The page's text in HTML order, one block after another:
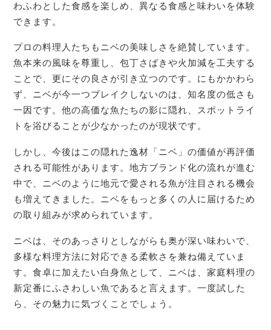
わふわとした食感を楽しめ、異なる食感と味わいを体験
できます。
プロの料理人たちもニベの美味しさを絶賛しています。
魚本来の風味を尊重し、包丁さばきや火加減を工夫する
ことで、更にその良さが引き立つのです。にもかかわら
ず、ニベが今一つブレイクしないのは、知名度の低さも
一因です。他の高価な魚たちの影に隠れ、スポットライ
トを浴びることが少なかったのが現状です。
しかし、今後はこの隠れた逸材「ニベ」の価値が再評価
される可能性があります。地方ブランド化の流れが進む
中で、ニベのように地元で愛される魚が注目される機会
も増えてきました。ニベをもっと多くの人に届けるため
の取り組みが求められています。
ニベは、そのあっさりとしながらも奥が深い味わいで、
多様な料理方法に対応できる柔軟さを兼ね備えていま
す。食卓に加えたい白身魚として、ニベは、家庭料理の
新定番にふさわしい魚であると言えます。一度試した
ら、その魅力に気づくことでしょう。